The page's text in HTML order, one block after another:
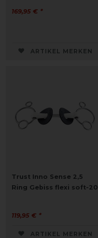
169,95 € *
ARTIKEL MERKEN
Trust Inno Sense 2,5
Ring Gebiss flexi soft-20
119,95 € *
ARTIKEL MERKEN